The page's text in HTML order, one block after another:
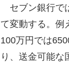
セブン銀行で
て変動する。例
100万円では
り、送金可能な